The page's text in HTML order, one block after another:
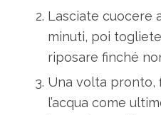
Lasciate cuocere
minuti, poi
riposare finché
Una volta pronto,
l’acqua come